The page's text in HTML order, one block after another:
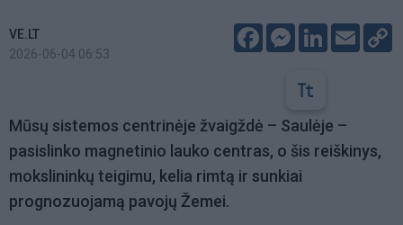
VE.LT
2026-06-04 06:53
FacebookMessenger
LinkedIn
Email
Mūsų sistemos centrinėje žvaigždė – Saulėje –
pasislinko magnetinio lauko centras, o šis reiškinys,
mokslininkų teigimu, kelia rimtą ir sunkiai
prognozuojamą pavojų Žemei.